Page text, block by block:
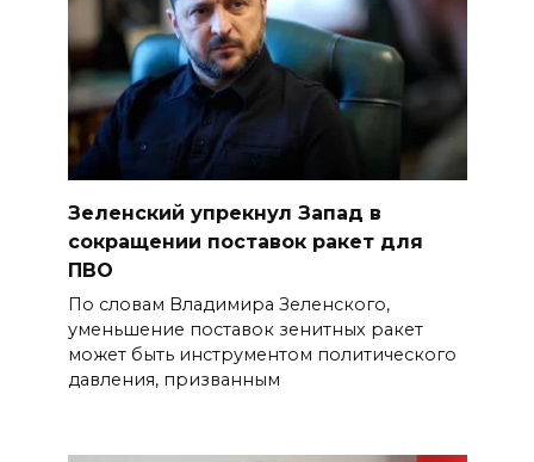
Зеленский упрекнул Запад в
сокращении поставок ракет для
ПВО
По словам Владимира Зеленского,
уменьшение поставок зенитных ракет
может быть инструментом политического
давления, призванным